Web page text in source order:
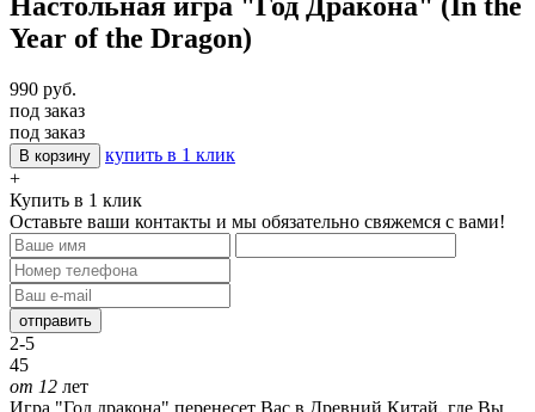
Настольная игра "Год Дракона" (In the
Year of the Dragon)
990 руб.
под заказ
под заказ
В корзину
купить в 1 клик
+
Купить в 1 клик
Оставьте ваши контакты и мы обязательно свяжемся с вами!
отправить
2-5
45
от 12 лет